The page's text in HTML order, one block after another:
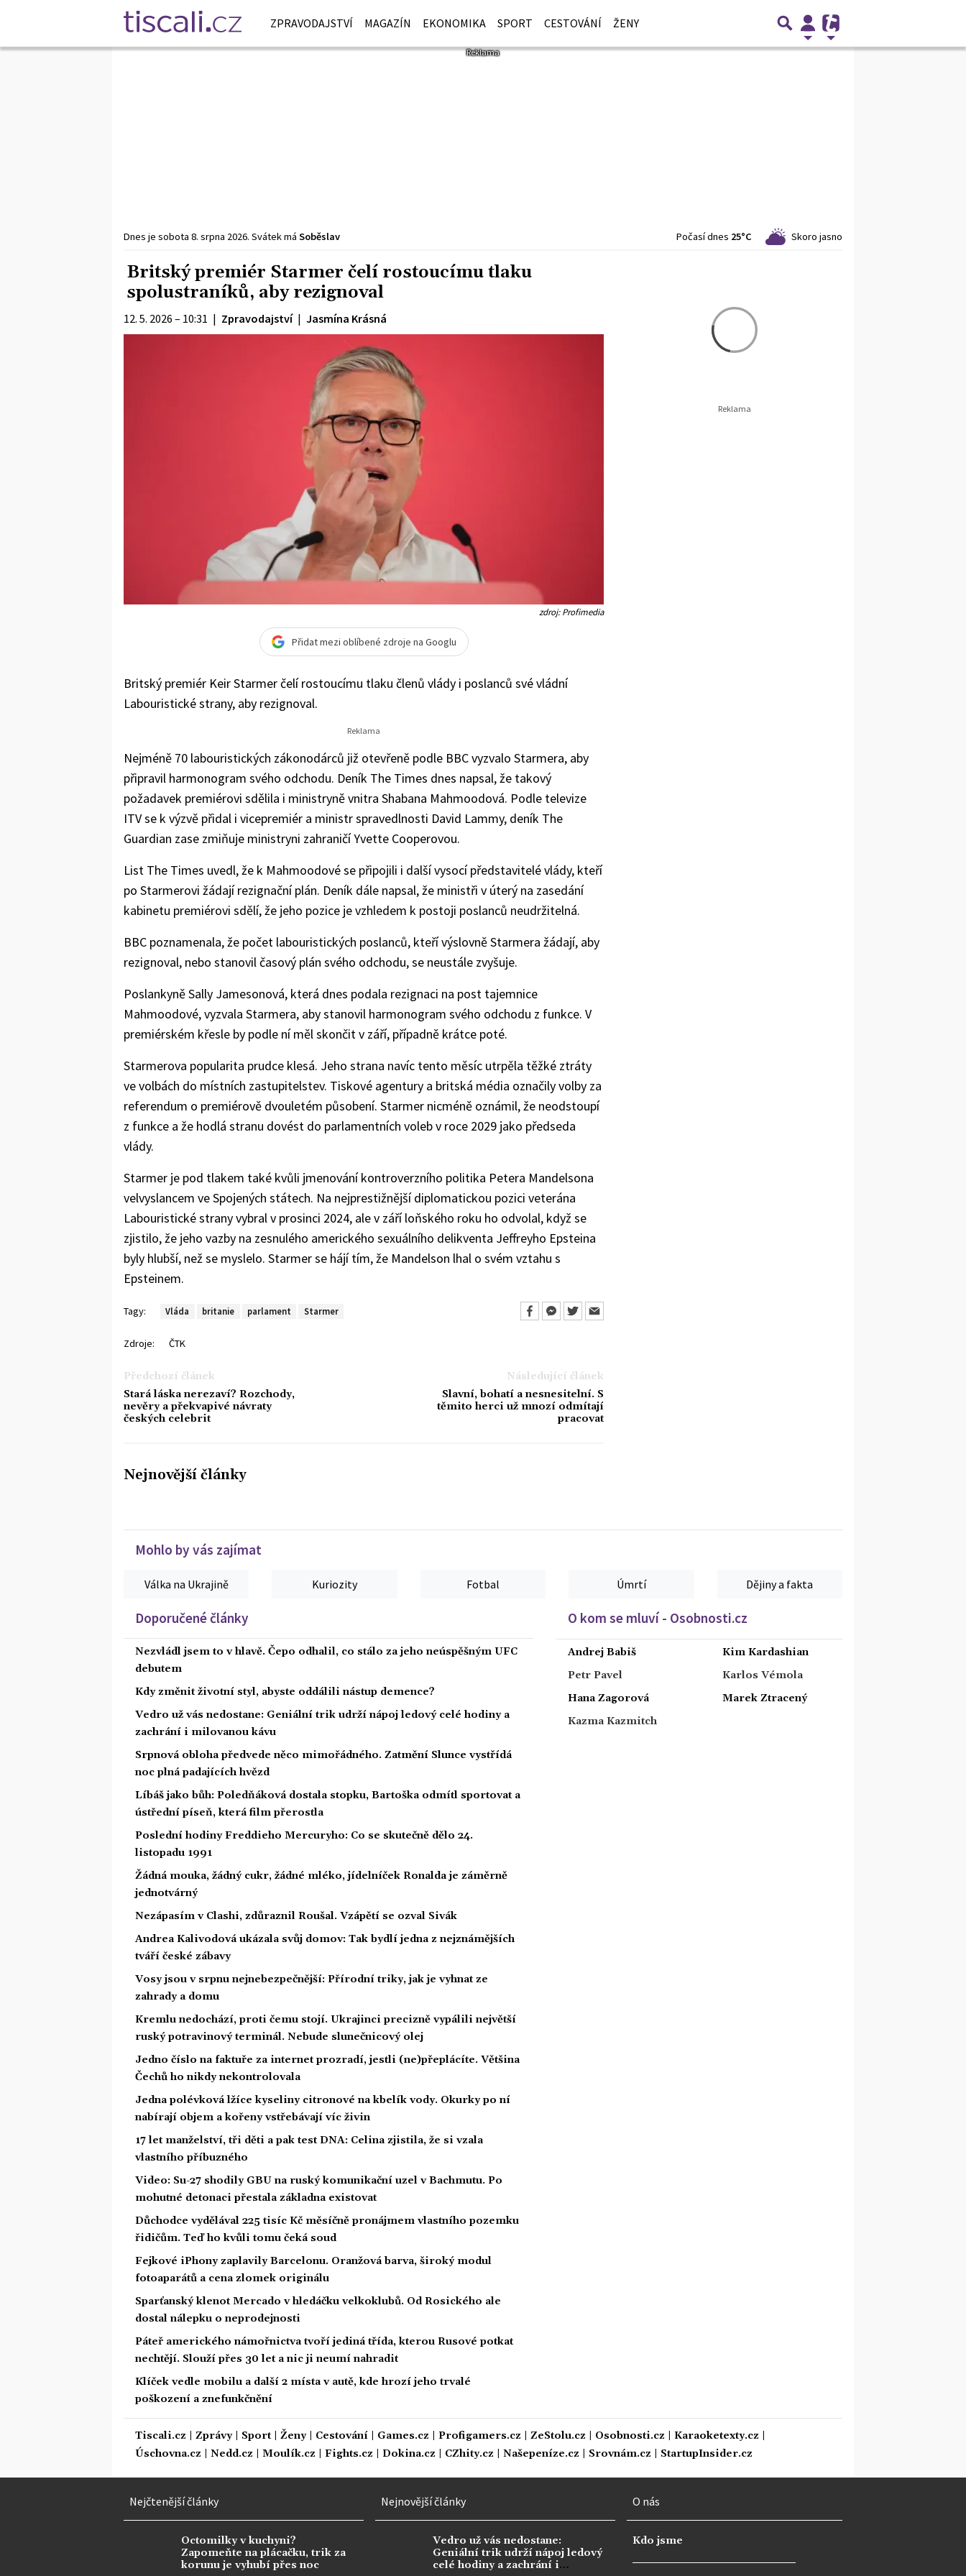
ZPRAVODAJSTVÍ MAGAZÍN EKONOMIKA SPORT CESTOVÁNÍ ŽENY
Dnes je sobota 8. srpna 2026. Svátek má Soběslav Počasí dnes 25°C Skoro jasno
Britský premiér Starmer čelí rostoucímu tlaku
spolustraníků, aby rezignoval
12. 5. 2026 – 10:31 | Zpravodajství | Jasmína Krásná
zdroj: Profimedia
Přidat mezi oblíbené zdroje na Googlu
Britský premiér Keir Starmer čelí rostoucímu tlaku členů vlády i poslanců své vládní
Labouristické strany, aby rezignoval.
Nejméně 70 labouristických zákonodárců již otevřeně podle BBC vyzvalo Starmera, aby
připravil harmonogram svého odchodu. Deník The Times dnes napsal, že takový
požadavek premiérovi sdělila i ministryně vnitra Shabana Mahmoodová. Podle televize
ITV se k výzvě přidal i vicepremiér a ministr spravedlnosti David Lammy, deník The
Guardian zase zmiňuje ministryni zahraničí Yvette Cooperovou.
List The Times uvedl, že k Mahmoodové se připojili i další vysocí představitelé vlády, kteří
po Starmerovi žádají rezignační plán. Deník dále napsal, že ministři v úterý na zasedání
kabinetu premiérovi sdělí, že jeho pozice je vzhledem k postoji poslanců neudržitelná.
BBC poznamenala, že počet labouristických poslanců, kteří výslovně Starmera žádají, aby
rezignoval, nebo stanovil časový plán svého odchodu, se neustále zvyšuje.
Poslankyně Sally Jamesonová, která dnes podala rezignaci na post tajemnice
Mahmoodové, vyzvala Starmera, aby stanovil harmonogram svého odchodu z funkce. V
premiérském křesle by podle ní měl skončit v září, případně krátce poté.
Starmerova popularita prudce klesá. Jeho strana navíc tento měsíc utrpěla těžké ztráty
ve volbách do místních zastupitelstev. Tiskové agentury a britská média označily volby za
referendum o premiérově dvouletém působení. Starmer nicméně oznámil, že neodstoupí
z funkce a že hodlá stranu dovést do parlamentních voleb v roce 2029 jako předseda
vlády.
Starmer je pod tlakem také kvůli jmenování kontroverzního politika Petera Mandelsona
velvyslancem ve Spojených státech. Na nejprestižnější diplomatickou pozici veterána
Labouristické strany vybral v prosinci 2024, ale v září loňského roku ho odvolal, když se
zjistilo, že jeho vazby na zesnulého amerického sexuálního delikventa Jeffreyho Epsteina
byly hlubší, než se myslelo. Starmer se hájí tím, že Mandelson lhal o svém vztahu s
Epsteinem.
Tagy: Vláda britanie parlament Starmer
Zdroje: ČTK
Předchozí článek
Stará láska nerezaví? Rozchody,
nevěry a překvapivé návraty
českých celebrit
Následující článek
Slavní, bohatí a nesnesitelní. S
těmito herci už mnozí odmítají
pracovat
Nejnovější články
Mohlo by vás zajímat
Válka na Ukrajině Kuriozity Fotbal Úmrtí Dějiny a fakta
Doporučené články
Nezvládl jsem to v hlavě. Čepo odhalil, co stálo za jeho neúspěšným UFC
debutem
Kdy změnit životní styl, abyste oddálili nástup demence?
Vedro už vás nedostane: Geniální trik udrží nápoj ledový celé hodiny a
zachrání i milovanou kávu
Srpnová obloha předvede něco mimořádného. Zatmění Slunce vystřídá
noc plná padajících hvězd
Líbáš jako bůh: Poledňáková dostala stopku, Bartoška odmítl sportovat a
ústřední píseň, která film přerostla
Poslední hodiny Freddieho Mercuryho: Co se skutečně dělo 24.
listopadu 1991
Žádná mouka, žádný cukr, žádné mléko, jídelníček Ronalda je záměrně
jednotvárný
Nezápasím v Clashi, zdůraznil Roušal. Vzápětí se ozval Sivák
Andrea Kalivodová ukázala svůj domov: Tak bydlí jedna z nejznámějších
tváří české zábavy
Vosy jsou v srpnu nejnebezpečnější: Přírodní triky, jak je vyhnat ze
zahrady a domu
Kremlu nedochází, proti čemu stojí. Ukrajinci precizně vypálili největší
ruský potravinový terminál. Nebude slunečnicový olej
Jedno číslo na faktuře za internet prozradí, jestli (ne)přeplácíte. Většina
Čechů ho nikdy nekontrolovala
Jedna polévková lžíce kyseliny citronové na kbelík vody. Okurky po ní
nabírají objem a kořeny vstřebávají víc živin
17 let manželství, tři děti a pak test DNA: Celina zjistila, že si vzala
vlastního příbuzného
Video: Su-27 shodily GBU na ruský komunikační uzel v Bachmutu. Po
mohutné detonaci přestala základna existovat
Důchodce vydělával 225 tisíc Kč měsíčně pronájmem vlastního pozemku
řidičům. Teď ho kvůli tomu čeká soud
Fejkové iPhony zaplavily Barcelonu. Oranžová barva, široký modul
fotoaparátů a cena zlomek originálu
Sparťanský klenot Mercado v hledáčku velkoklubů. Od Rosického ale
dostal nálepku o neprodejnosti
Páteř amerického námořnictva tvoří jediná třída, kterou Rusové potkat
nechtějí. Slouží přes 30 let a nic ji neumí nahradit
Klíček vedle mobilu a další 2 místa v autě, kde hrozí jeho trvalé
poškození a znefunkčnění
O kom se mluví - Osobnosti.cz
Andrej Babiš
Petr Pavel
Hana Zagorová
Kazma Kazmitch
Kim Kardashian
Karlos Vémola
Marek Ztracený
Tiscali.cz Zprávy| Sport| Ženy| Cestování Games.cz Profigamers.cz ZeStolu.cz Osobnosti.cz Karaoketexty.cz
Úschovna.cz
Nedd.cz Moulík.cz Fights.cz Dokina.cz CZhity.cz Našepeníze.cz Srovnám.cz StartupInsider.cz
Nejčtenější články
Octomilky v kuchyni?
Zapomeňte na plácačku, trik za
korunu je vyhubí přes noc
Nejnovější články
Vedro už vás nedostane:
Geniální trik udrží nápoj ledový
celé hodiny a zachrání i
O nás
Kdo jsme